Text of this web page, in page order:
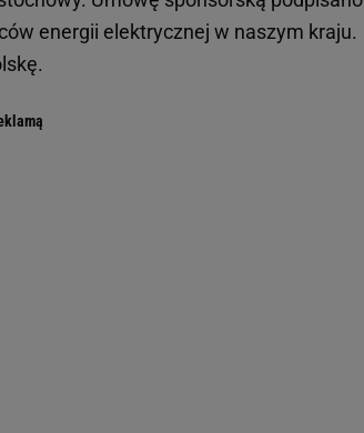
energii elektrycznej w naszym kraju.